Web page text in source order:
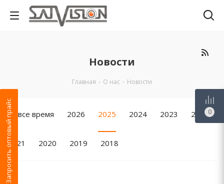
Новости
Главная - О нас - Новости
За все время 2026 2025 2024 2023 2022
2021 2020 2019 2018
Запросить оптовый прайс 0